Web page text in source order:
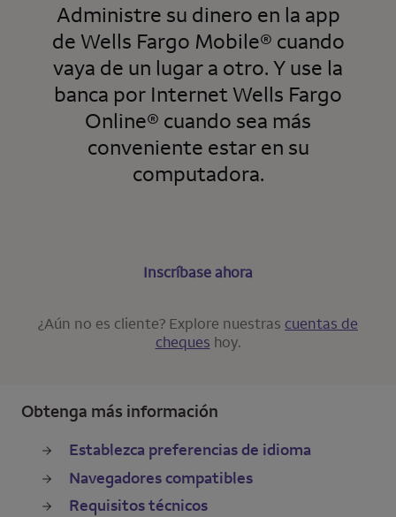
Administre su dinero en la app
de Wells Fargo Mobile® cuando
vaya de un lugar a otro. Y use la
banca por Internet Wells Fargo
Online® cuando sea más
conveniente estar en su
computadora.
Inscríbase ahora
¿Aún no es cliente? Explore nuestras cuentas de
cheques hoy.
Obtenga más información
Establezca preferencias de idioma
Navegadores compatibles
Requisitos técnicos